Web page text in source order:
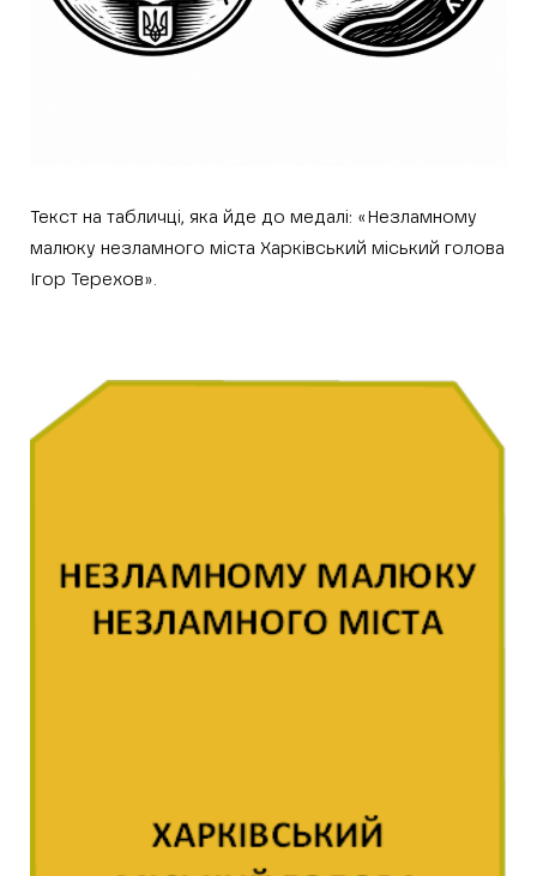
Текст на табличці, яка йде до медалі: «Незламному
малюку незламного міста Харківський міський голова
Ігор Терехов».